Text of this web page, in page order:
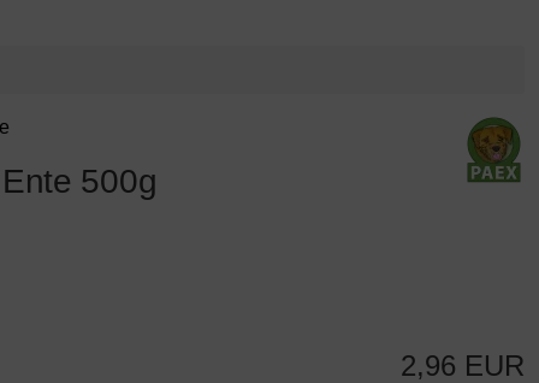
500g
Zum Vergrößern klicken Sie auf das Bild.
2,96 EUR